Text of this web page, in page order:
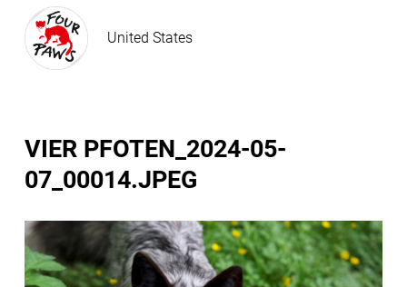
United States
VIER PFOTEN_2024-05-
07_00014.JPEG